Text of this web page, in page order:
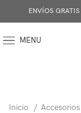
ENVÍOS GRATIS
MENU
Inicio Accesorios